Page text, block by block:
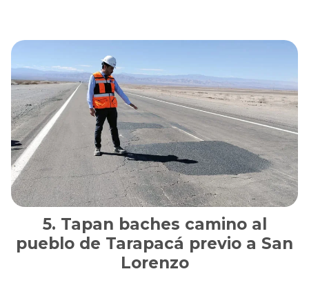
Tapan baches camino al
pueblo de Tarapacá previo a San
Lorenzo